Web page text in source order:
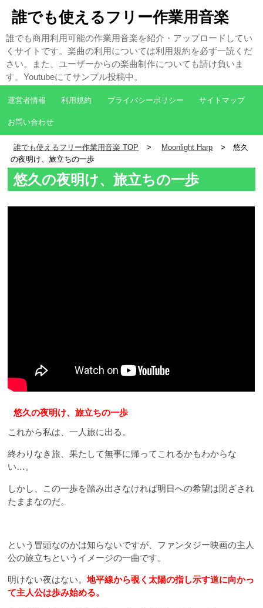
誰でも使えるフリー作業用音楽
誰でも商用利用可能の作業用音楽を紹介・アップロードしてい
くサイトです。楽曲の利用については利用規約を必ず一読くだ
さい。また、ユーザーからの楽曲制作についても請け負いま
す。Youtubeにてサンプル投稿中。
運営者情報 利用規約 プライバシーポリシー サイトマップ
お問い合わせ
誰でも使えるフリー作業用音楽 TOP Moonlight Harp
悠久
の夜明け、旅立ちの一歩
悠久の夜明け、旅立ちの一歩
悠久の夜明け、旅立ちの一歩
これから私は、一人旅に出る。
終わりなき旅、果たして無事に帰ってこれるかもわからな
い…。
しかし、この一歩を踏み出さなければ明日への希望は閉ざされ
たままなのだ。
という冒頭なのかは知らないですが、ファンタジー映画の主人
公の旅立ちというイメージの一曲です。
明けない夜はない。地平線から覗く太陽の指し示す道に向かっ
て主人公は歩み始める。